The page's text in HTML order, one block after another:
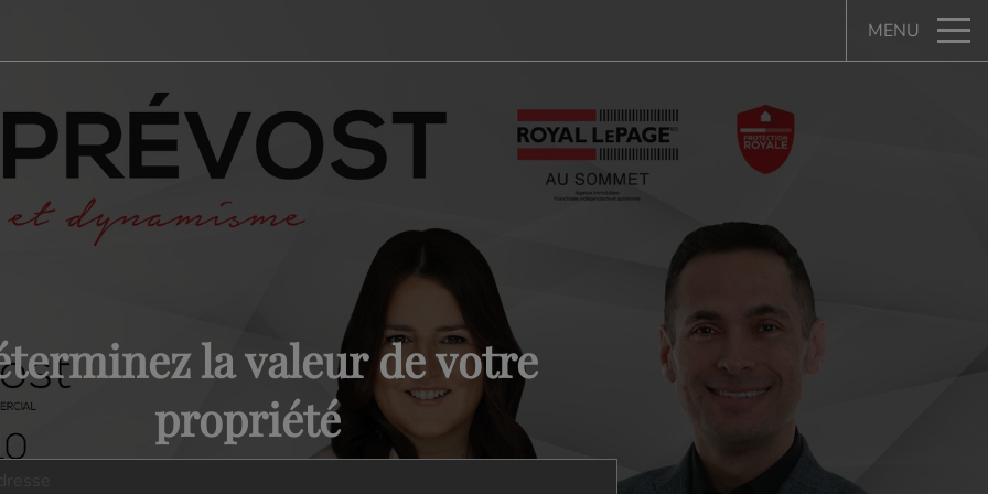
MENU
la valeur de votre
propriété